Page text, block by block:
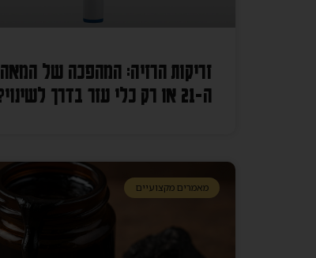
זריקות הרזיה: המהפכה של המאה
ה-21 או רק כלי עזר בדרך לשינוי?
מאמרים מקצועיים